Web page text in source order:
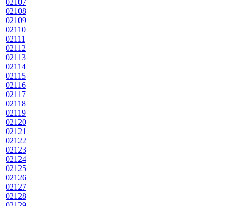
02107
02108
02109
02110
02111
02112
02113
02114
02115
02116
02117
02118
02119
02120
02121
02122
02123
02124
02125
02126
02127
02128